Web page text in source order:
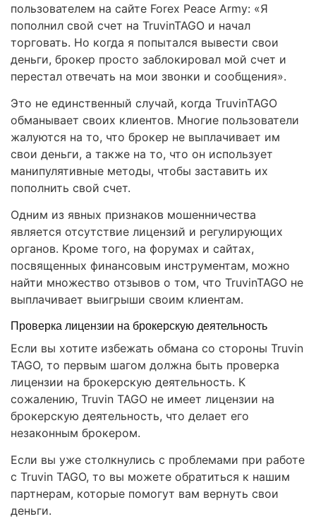
пользователем на сайте Forex Peace Army: «Я
пополнил свой счет на TruvinTAGO и начал
торговать. Но когда я попытался вывести свои
деньги, брокер просто заблокировал мой счет и
перестал отвечать на мои звонки и сообщения».
Это не единственный случай, когда TruvinTAGO
обманывает своих клиентов. Многие пользователи
жалуются на то, что брокер не выплачивает им
свои деньги, а также на то, что он использует
манипулятивные методы, чтобы заставить их
пополнить свой счет.
Одним из явных признаков мошенничества
является отсутствие лицензий и регулирующих
органов. Кроме того, на форумах и сайтах,
посвященных финансовым инструментам, можно
найти множество отзывов о том, что TruvinTAGO не
выплачивает выигрыши своим клиентам.
Проверка лицензии на брокерскую деятельность
Если вы хотите избежать обмана со стороны Truvin
TAGO, то первым шагом должна быть проверка
лицензии на брокерскую деятельность. К
сожалению, Truvin TAGO не имеет лицензии на
брокерскую деятельность, что делает его
незаконным брокером.
Если вы уже столкнулись с проблемами при работе
с Truvin TAGO, то вы можете обратиться к нашим
партнерам, которые помогут вам вернуть свои
деньги.